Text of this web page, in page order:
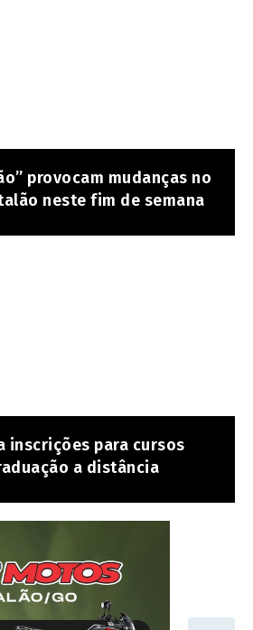
provocam mudanças no
neste fim de semana
inscrições para cursos
a distância